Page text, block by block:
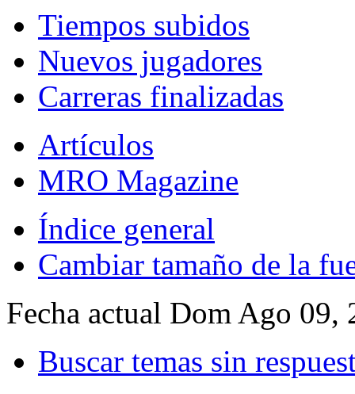
Tiempos subidos
Nuevos jugadores
Carreras finalizadas
Artículos
MRO Magazine
Índice general
Cambiar tamaño de la
Fecha actual Dom Ago 09,
Buscar temas sin